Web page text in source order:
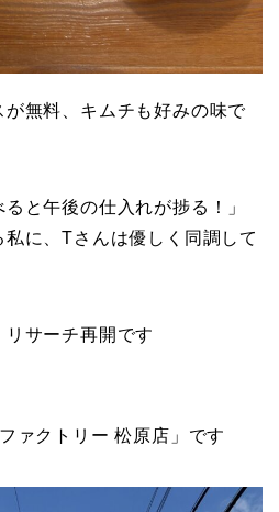
無料、キムチも好みの味で
と午後の仕入れが捗る！」
に、Tさんは優しく同調して
サーチ再開です
ァクトリー 松原店」です